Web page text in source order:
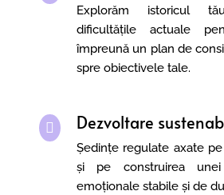
Explorăm istoricul
dificultățile actuale
împreună un plan de
spre obiectivele tale.
 Dezvoltare
Ședințe regulate axate
și pe construirea
emoționale stabile și de